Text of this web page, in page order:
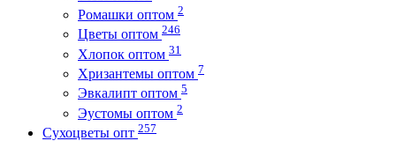
Ромашки оптом 2
Цветы оптом 246
Хлопок оптом 31
Хризантемы оптом 7
Эвкалипт оптом 5
Эустомы оптом 2
Сухоцветы опт 257